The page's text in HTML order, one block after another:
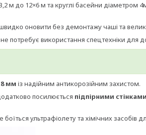
м до 12×6 м та круглі басейни діаметром
оновити без демонтажу чаші та
потребує використання спецтехніки для
мм із надійним антикорозійним захистом.
посилюється підпірними стінками
боїться ультрафіолету та хімічних засобів